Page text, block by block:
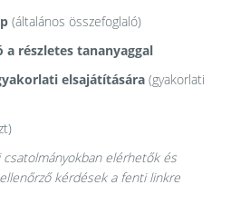
(általános összefoglaló)
részletes tananyaggal
elsajátítására (gyakorlati
elérhetők és
kérdések a fenti linkre